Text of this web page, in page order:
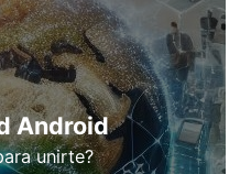
Android
unirte?